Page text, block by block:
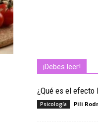
¡Debes leer!
¿Qué es el efecto
Psicología Pili